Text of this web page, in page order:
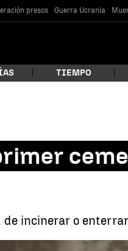
presos Guerra Ucrania
buscando?
TIEMPO
incinerar o